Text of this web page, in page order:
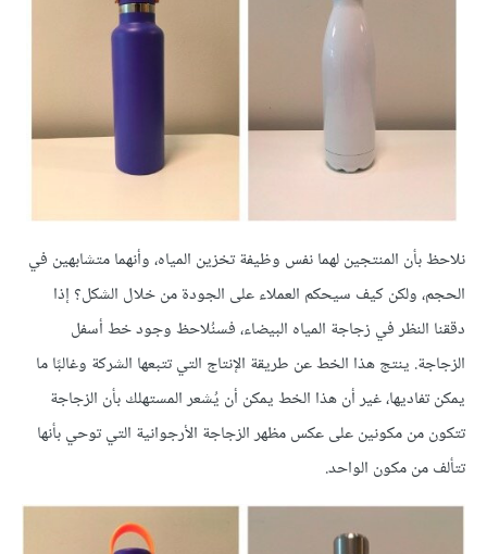
نلاحظ بأن المنتجين لهما نفس وظيفة تخزين المياه، وأنهما متشابهين في
الحجم، ولكن كيف سيحكم العملاء على الجودة من خلال الشكل؟ إذا
دققنا النظر في زجاجة المياه البيضاء، فسنُلاحظ وجود خط أسفل
الزجاجة. ينتج هذا الخط عن طريقة الإنتاج التي تتبعها الشركة وغالبًا ما
يمكن تفاديها، غير أن هذا الخط يمكن أن يُشعر المستهلك بأن الزجاجة
تتكون من مكونين على عكس مظهر الزجاجة الأرجوانية التي توحي بأنها
تتألف من مكون الواحد.